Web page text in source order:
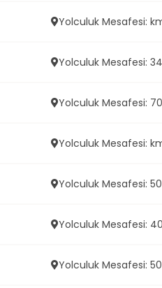
Yolculuk Mesafesi:
Yolculuk Mesafesi:
Yolculuk Mesafesi:
Yolculuk Mesafesi:
Yolculuk Mesafesi:
Yolculuk Mesafesi:
Yolculuk Mesafesi: